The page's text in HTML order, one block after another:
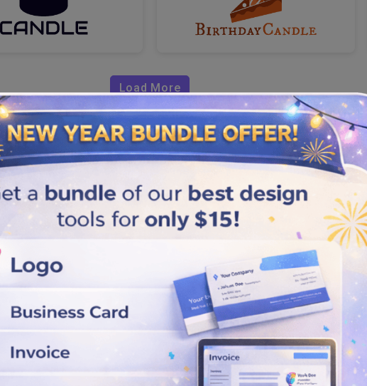
Load More
avec nos logos de
faites maison ou d'une
bougie pour créer un chef-
créative qui démarquera
choisir celui que vous
en utilisant notre qualité et
les icônes et les motifs de